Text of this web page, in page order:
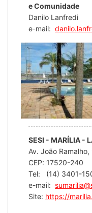
e Comunidade
Danilo Lanfredi
e-mail:
SESI - MARÍLIA -
Av. João
CEP: 17520-240
Tel: (14) 3401-
e-mail:
Site: https://